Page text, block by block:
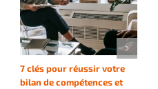
7 clés pour réussir votre
bilan de compétences et